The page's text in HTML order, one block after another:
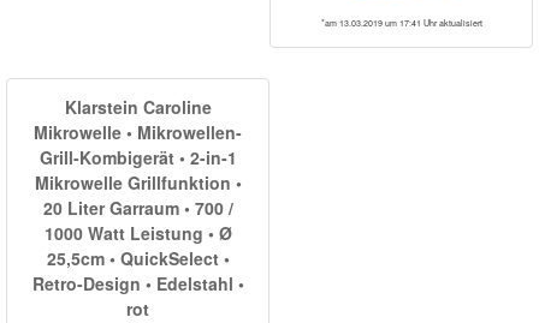
*am 13.03.2019 um 17:41 Uhr aktualisiert
Klarstein Caroline
Mikrowelle • Mikrowellen-
Grill-Kombigerät • 2-in-1
Mikrowelle Grillfunktion •
20 Liter Garraum • 700 /
1000 Watt Leistung • Ø
25,5cm • QuickSelect •
Retro-Design • Edelstahl •
rot